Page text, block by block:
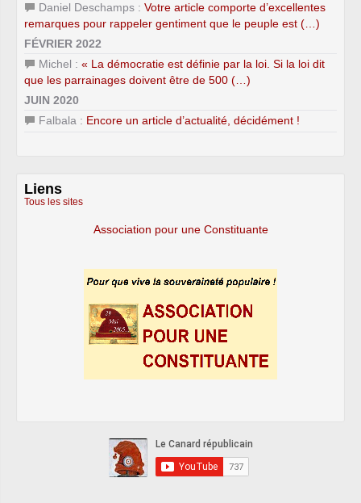
Daniel Deschamps : Votre article comporte d’excellentes
remarques pour rappeler gentiment que le peuple est (…)
FÉVRIER 2022
Michel : « La démocratie est définie par la loi. Si la loi dit
que les parrainages doivent être de 500 (…)
JUIN 2020
Falbala : Encore un article d’actualité, décidément !
Liens
Tous les sites
Association pour une Constituante